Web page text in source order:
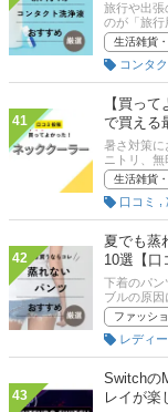
旅行や出張
のが「旅行
も、持ち運
が多くて「
この記事で
び方と、
洗浄液・
生活雑貨
41
【買っ
で買える
暑さ対策に
ニトリ、
タイプ、デ
りますよね
ネッククー
パや使いや
目にも注目
生活雑貨
口コミ
42
夏でも蒸
10選【口
下着のパン
ブルの原因
が蒸れて不
蒸れにくい
で暑い季節
できます。
ンツまで
人気ランキ
さいね！
ファッシ
43
Switchの
レイが楽